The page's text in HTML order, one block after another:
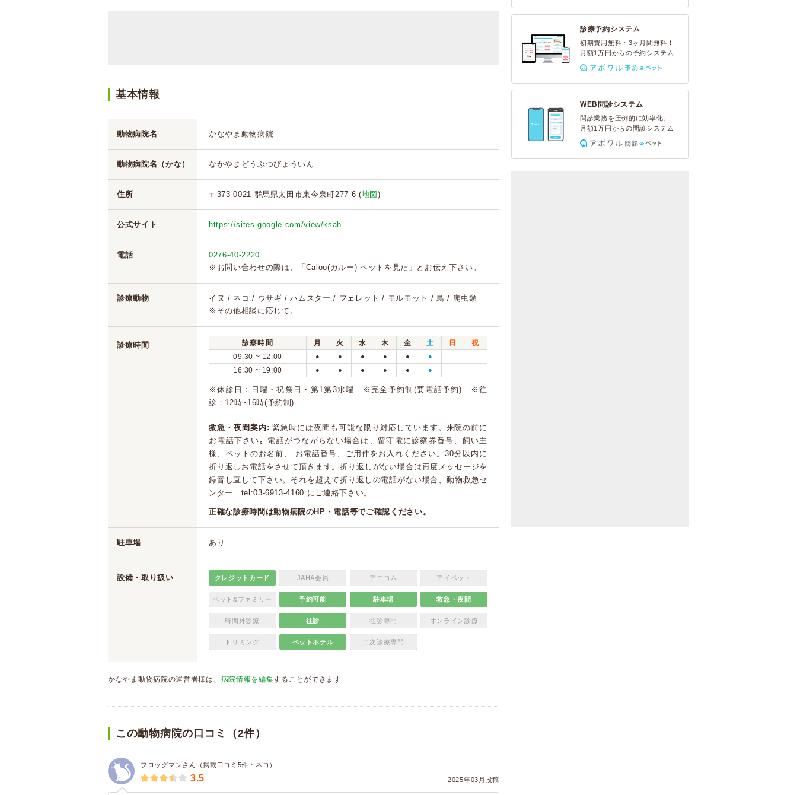
基本情報
動物病院名 かなやま動物病院
動物病院名（かな） なかやまどうぶつびょういん
住所 〒373-0021 群馬県太田市東今泉町277-6 (地図 )
公式サイト https://sites.google.com/view/ksah
電話
0276-40-2220
※お問い合わせの際は、「Caloo(カルー) ペットを見た」とお伝え下さい。
診療動物
イヌ / ネコ / ウサギ / ハムスター / フェレット / モルモット / 鳥 / 爬虫類
※その他相談に応じて。
診療時間 診察時間 月 火 水 木 金 土 日
祝
09:30 ~ 12:00
● ● ● ● ● ●
16:30 ~ 19:00 ● ● ● ● ● ●
※休診日：日曜・祝祭日・第1第3水曜 ※完全予約制(要電話予約) ※往
診：12時~16時(予約制)
救急・夜間案内:緊急時には夜間も可能な限り対応しています。来院の前に
お電話下さい｡ 電話がつながらない場合は、留守電に診察券番号、飼い主
様、ペットのお名前、 お電話番号、ご用件をお入れください。30分以内に
折り返しお電話をさせて頂きます。折り返しがない場合は再度メッセージを
録音し直して下さい。それを超えて折り返しの電話がない場合、動物救急セ
ンター tel:03-6913-4160 にご連絡下さい。
正確な診療時間は動物病院のHP・電話等でご確認ください。
駐車場 あり
設備・取り扱い クレジットカード JAHA会員 アニコム アイペット
ペット&ファミリー 予約可能 駐車場 救急・夜間
時間外診療 往診 往診専門 オンライン診療
トリミング ペットホテル 二次診療専門
かなやま動物病院の運営者様は、 病院情報を編集することができます
この動物病院の口コミ（2件）
フロッグマンさん（掲載口コミ5件・ネコ）
2025年03月投稿
3.5
診療予約システム
初期費用無料・3ヶ月間無料！
月額1万円からの予約システム
WEB問診システム
問診業務を圧倒的に効率化。
月額1万円からの問診システム